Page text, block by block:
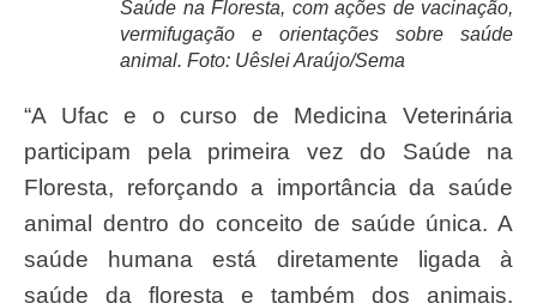
Saúde na Floresta, com ações de vacinação,
vermifugação e orientações sobre saúde
animal. Foto: Uêslei Araújo/Sema
“A Ufac e o curso de Medicina Veterinária
participam pela primeira vez do Saúde na
Floresta, reforçando a importância da saúde
animal dentro do conceito de saúde única. A
saúde humana está diretamente ligada à
saúde da floresta e também dos animais.